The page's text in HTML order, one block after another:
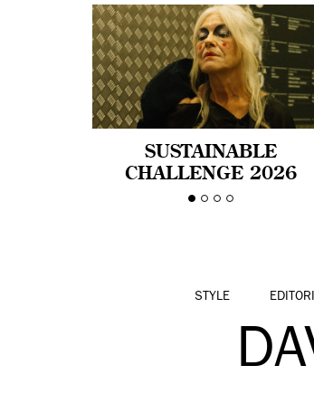
SUSTAINABLE
CHALLENGE 2026
CELEBRA LA
STYLE